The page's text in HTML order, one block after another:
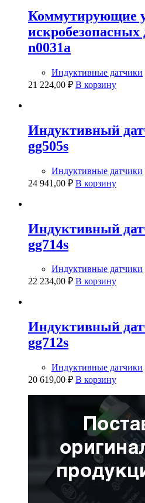
Коммутирующие
n0031a
Индуктивные датчики
21 224,00 ₽ В корзину
Индуктивный
gg505s
Индуктивные датчики
24 941,00 ₽ В корзину
Индуктивный
gg714s
Индуктивные датчики
22 234,00 ₽ В корзину
Индуктивный
gg712s
Индуктивные датчики
20 619,00 ₽ В корзину